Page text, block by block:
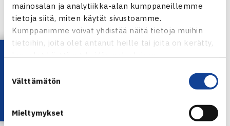
mainosalan ja analytiikka-alan kumppaneillemme
tietoja siitä, miten käytät sivustoamme.
Kumppanimme voivat yhdistää näitä tietoja muihin
tietoihin, joita olet antanut heille tai joita on kerätty,
valinta
Välttämätön
Mieltymykset
Kaksinpeli
Puolivälieriä: Piia Suomalainen (1.) – Olga Brozda Puola
wo, Karen Barbat Tanska (4.) – Matilda Hamlin Ruotsi (7.)
Carmen Lopez-Rueda Espanja (karsija 16 61 60
Savitaipale Ladies Openin verkkosivut
Välierin live stream tästä la klo 13 alkaen
Lataa OmaTennis!